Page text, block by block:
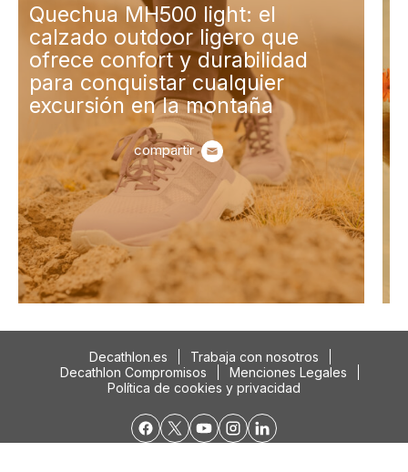
Decathlon presenta la
colección de baño 2023
diseñada para todas las
mujeres
compartir
Decathlon.es
Trabaja con nosotros
Decathlon Compromisos
Menciones Legales
Política de cookies y privacidad